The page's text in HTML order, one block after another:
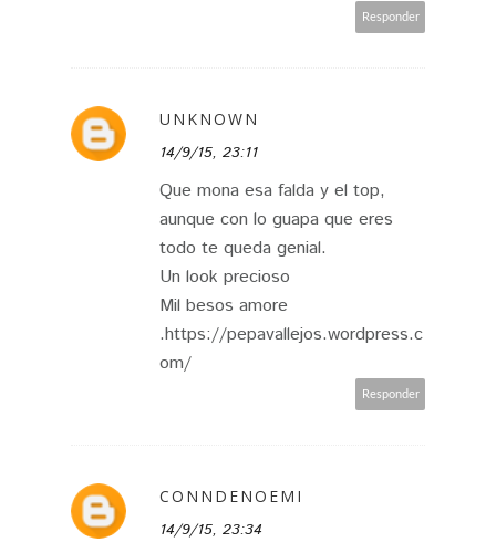
Responder
UNKNOWN
14/9/15, 23:11
Que mona esa falda y el top,
aunque con lo guapa que eres
todo te queda genial.
Un look precioso
Mil besos amore
.https://pepavallejos.wordpress.c
om/
Responder
CONNDENOEMI
14/9/15, 23:34